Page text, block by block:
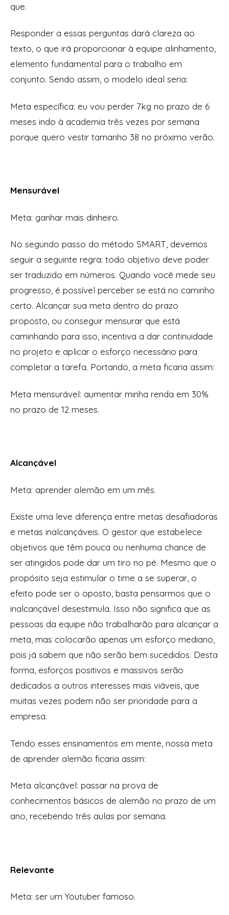
que.
Responder a essas perguntas dará clareza ao
texto, o que irá proporcionar à equipe alinhamento,
elemento fundamental para o trabalho em
conjunto. Sendo assim, o modelo ideal seria:
Meta específica: eu vou perder 7kg no prazo de 6
meses indo à academia três vezes por semana
porque quero vestir tamanho 38 no próximo verão.
Mensurável
Meta: ganhar mais dinheiro.
No segundo passo do método SMART, devemos
seguir a seguinte regra: todo objetivo deve poder
ser traduzido em números. Quando você mede seu
progresso, é possível perceber se está no caminho
certo. Alcançar sua meta dentro do prazo
proposto, ou conseguir mensurar que está
caminhando para isso, incentiva a dar continuidade
no projeto e aplicar o esforço necessário para
completar a tarefa. Portando, a meta ficaria assim:
Meta mensurável: aumentar minha renda em 30%
no prazo de 12 meses.
Alcançável
Meta: aprender alemão em um mês.
Existe uma leve diferença entre metas desafiadoras
e metas inalcançáveis. O gestor que estabelece
objetivos que têm pouca ou nenhuma chance de
ser atingidos pode dar um tiro no pé. Mesmo que o
propósito seja estimular o time a se superar, o
efeito pode ser o oposto, basta pensarmos que o
inalcançável desestimula. Isso não significa que as
pessoas da equipe não trabalharão para alcançar a
meta, mas colocarão apenas um esforço mediano,
pois já sabem que não serão bem sucedidos. Desta
forma, esforços positivos e massivos serão
dedicados a outros interesses mais viáveis, que
muitas vezes podem não ser prioridade para a
empresa.
Tendo esses ensinamentos em mente, nossa meta
de aprender alemão ficaria assim:
Meta alcançável: passar na prova de
conhecimentos básicos de alemão no prazo de um
ano, recebendo três aulas por semana.
Relevante
Meta: ser um Youtuber famoso.